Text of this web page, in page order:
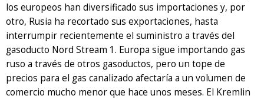
los europeos han diversificado sus importaciones y, por
otro, Rusia ha recortado sus exportaciones, hasta
interrumpir recientemente el suministro a través del
gasoducto Nord Stream 1. Europa sigue importando gas
ruso a través de otros gasoductos, pero un tope de
precios para el gas canalizado afectaría a un volumen de
comercio mucho menor que hace unos meses. El Kremlin